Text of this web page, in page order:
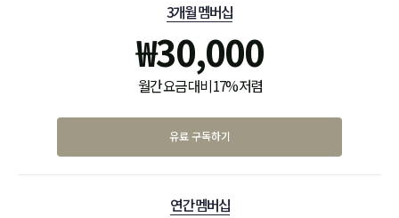
3개월 멤버십
₩30,000
월간 요금 대비 17% 저렴
유료 구독하기
연간 멤버십